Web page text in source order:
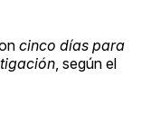
cinco días para
, según el